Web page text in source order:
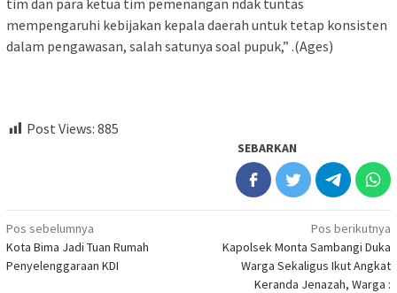
mempengaruhi kebijakan kepala daerah untuk tetap konsisten
dalam pengawasan, salah satunya soal pupuk,” .(Ages)
Post Views: 885
SEBARKAN
Navigasi
pos
Pos sebelumnya
Kota Bima Jadi Tuan Rumah
Penyelenggaraan KDI
Pos berikutnya
Kapolsek Monta Sambangi Duka
Warga Sekaligus Ikut Angkat
Keranda Jenazah, Warga :